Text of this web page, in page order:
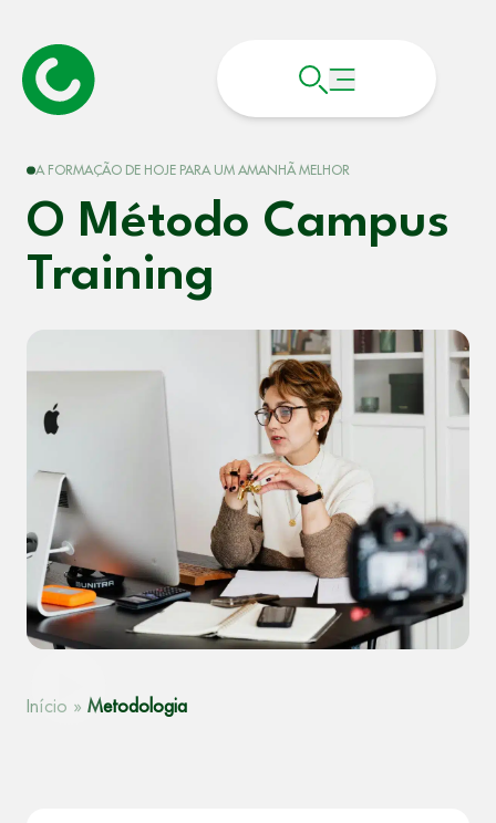
A FORMAÇÃO DE HOJE PARA UM AMANHÃ MELHOR
O Método Campus
Training
Início » Metodologia